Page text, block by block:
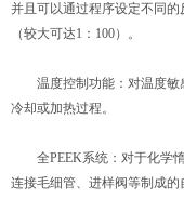
并且可以通过程序设定不同
（较大可达1：100）。
温度控制功能：对温度敏
冷却或加热过程。
全PEEK系统：对于化学惰
连接毛细管、进样阀等制成的